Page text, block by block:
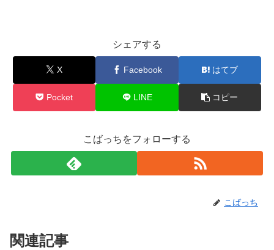
シェアする
X Facebook はてブ
Pocket LINE コピー
こばっちをフォローする
こばっち
関連記事